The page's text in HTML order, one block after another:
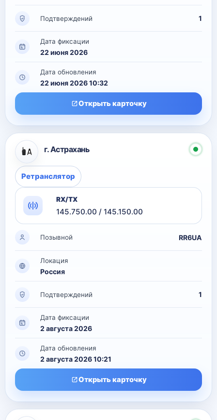
Подтверждений 1
Дата фиксации
22 июня 2026
Дата обновления
22 июня 2026 10:32
Открыть карточку
г. Астрахань
Ретранслятор
RX/TX
145.750.00 / 145.150.00
Позывной RR6UA
Локация
Россия
Подтверждений 1
Дата фиксации
2 августа 2026
Дата обновления
2 августа 2026 10:21
Открыть карточку